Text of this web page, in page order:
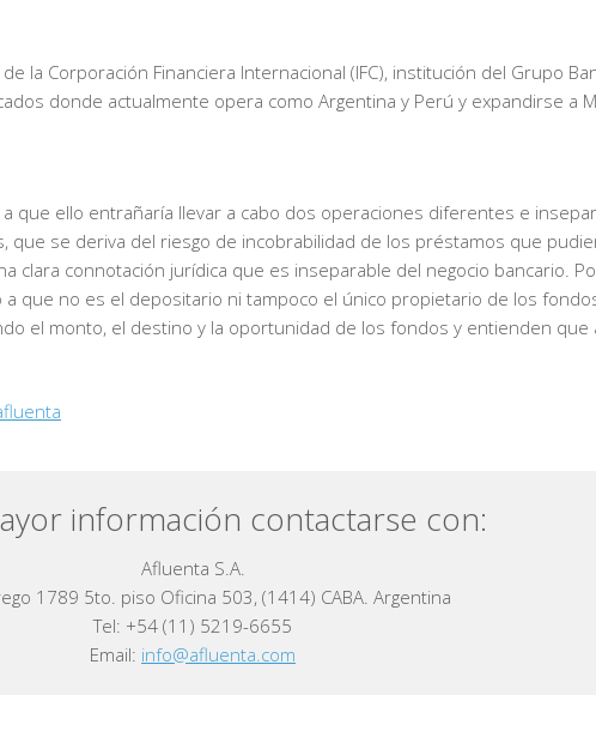
Corporación Financiera Internacional (IFC), institución del Grupo
donde actualmente opera como Argentina y Perú y expandirse a
que ello entrañaría llevar a cabo dos operaciones diferentes e
se deriva del riesgo de incobrabilidad de los préstamos que
clara connotación jurídica que es inseparable del negocio bancario.
que no es el depositario ni tampoco el único propietario de los
el monto, el destino y la oportunidad de los fondos y entienden
información contactarse con:
Afluenta S.A.
1789 5to. piso Oficina 503, (1414) CABA. Argentina
Tel: +54 (11) 5219-6655
Email: info@afluenta.com